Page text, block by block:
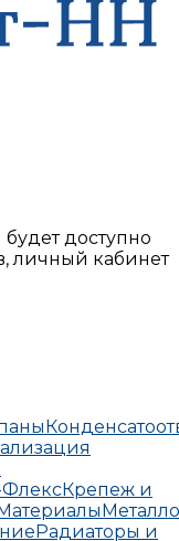
доступно
личный кабинет
Крепеж и
Радиаторы и